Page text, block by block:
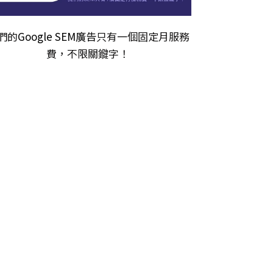
的Google SEM廣告只有一個固定月服務
費，不限關𨫡字！